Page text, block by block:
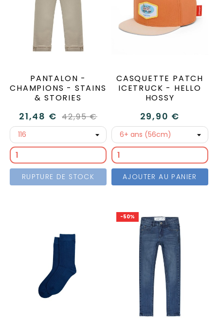
PANTALON -
CHAMPIONS - STAINS
& STORIES
21,48 € 42,95 €
RUPTURE DE STOCK
CASQUETTE PATCH
ICETRUCK - HELLO
HOSSY
29,90 €
AJOUTER AU PANIER
-50%